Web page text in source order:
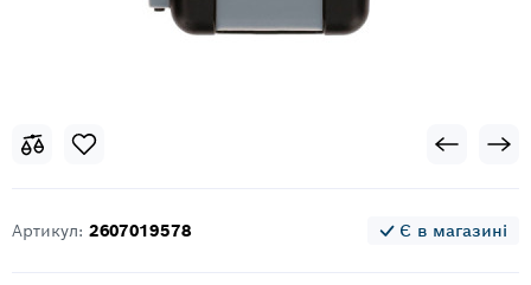
Артикул: 2607019578 Є в магазині